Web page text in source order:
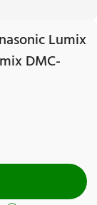
Lumix
DMC-